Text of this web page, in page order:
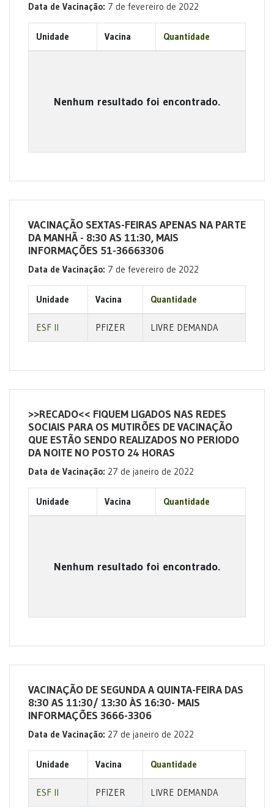
Data de Vacinação: 7 de fevereiro de 2022
Unidade Vacina Quantidade
Nenhum resultado foi encontrado.
VACINAÇÃO SEXTAS-FEIRAS APENAS NA PARTE
DA MANHÃ - 8:30 AS 11:30, MAIS
INFORMAÇÕES 51-36663306
Data de Vacinação: 7 de fevereiro de 2022
Unidade Vacina Quantidade
ESF II PFIZER LIVRE DEMANDA
>>RECADO<< FIQUEM LIGADOS NAS REDES
SOCIAIS PARA OS MUTIRÕES DE VACINAÇÃO
QUE ESTÃO SENDO REALIZADOS NO PERIODO
DA NOITE NO POSTO 24 HORAS
Data de Vacinação: 27 de janeiro de 2022
Unidade Vacina Quantidade
Nenhum resultado foi encontrado.
VACINAÇÃO DE SEGUNDA A QUINTA-FEIRA DAS
8:30 AS 11:30/ 13:30 ÀS 16:30- MAIS
INFORMAÇÕES 3666-3306
Data de Vacinação: 27 de janeiro de 2022
Unidade Vacina Quantidade
ESF II PFIZER LIVRE DEMANDA